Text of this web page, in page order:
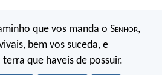
que vos manda o Senhor,
bem vos suceda, e
que haveis de possuir.